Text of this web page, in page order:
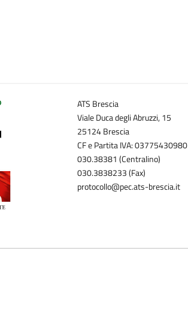
ATS Brescia
Viale Duca degli Abruzzi, 15
25124 Brescia
CF e Partita IVA: 03775430980
030.38381 (Centralino)
030.3838233 (Fax)
protocollo@pec.ats-brescia.it